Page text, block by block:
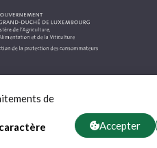
de
Accepter